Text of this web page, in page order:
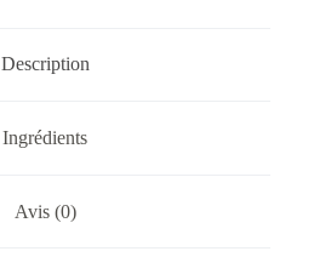
Description
Ingrédients
Avis (0)